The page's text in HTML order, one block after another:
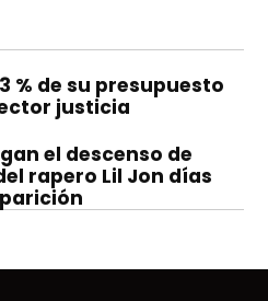
% de su presupuesto
justicia
el descenso de
rapero Lil Jon días